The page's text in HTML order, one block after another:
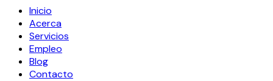
Inicio
Acerca
Servicios
Empleo
Blog
Contacto